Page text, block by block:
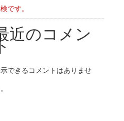
です。
近のコメン
できるコメントはありませ